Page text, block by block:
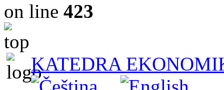
on line 423
KATEDRA